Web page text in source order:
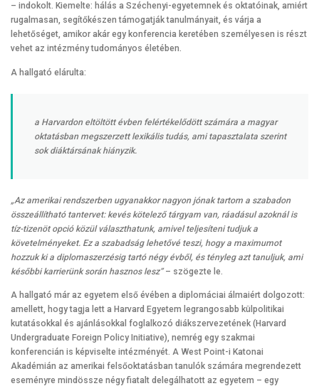
– indokolt. Kiemelte: hálás a Széchenyi-egyetemnek és oktatóinak, amiért
rugalmasan, segítőkészen támogatják tanulmányait, és várja a
lehetőséget, amikor akár egy konferencia keretében személyesen is részt
vehet az intézmény tudományos életében.
A hallgató elárulta:
a Harvardon eltöltött évben felértékelődött számára a magyar
oktatásban megszerzett lexikális tudás, ami tapasztalata szerint
sok diáktársának hiányzik.
„Az amerikai rendszerben ugyanakkor nagyon jónak tartom a szabadon
összeállítható tantervet: kevés kötelező tárgyam van, ráadásul azoknál is
tíz-tizenöt opció közül választhatunk, amivel teljesíteni tudjuk a
követelményeket. Ez a szabadság lehetővé teszi, hogy a maximumot
hozzuk ki a diplomaszerzésig tartó négy évből, és tényleg azt tanuljuk, ami
későbbi karrierünk során hasznos lesz”– szögezte le.
A hallgató már az egyetem első évében a diplomáciai álmaiért dolgozott:
amellett, hogy tagja lett a Harvard Egyetem legrangosabb külpolitikai
kutatásokkal és ajánlásokkal foglalkozó diákszervezetének (Harvard
Undergraduate Foreign Policy Initiative), nemrég egy szakmai
konferencián is képviselte intézményét. A West Point-i Katonai
Akadémián az amerikai felsőoktatásban tanulók számára megrendezett
eseményre mindössze négy fiatalt delegálhatott az egyetem – egy